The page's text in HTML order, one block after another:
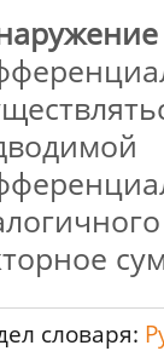
словаря: